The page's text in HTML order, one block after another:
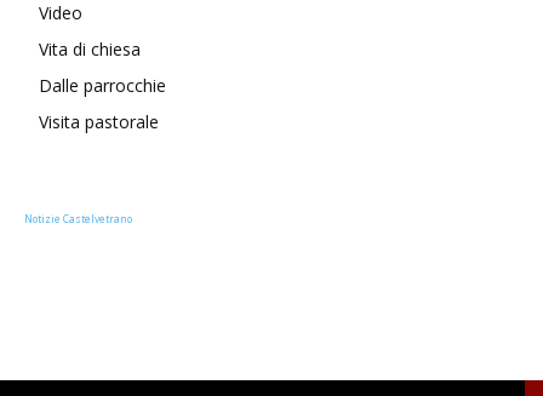
Video
Vita di chiesa
Dalle parrocchie
Visita pastorale
Notizie Castelvetrano